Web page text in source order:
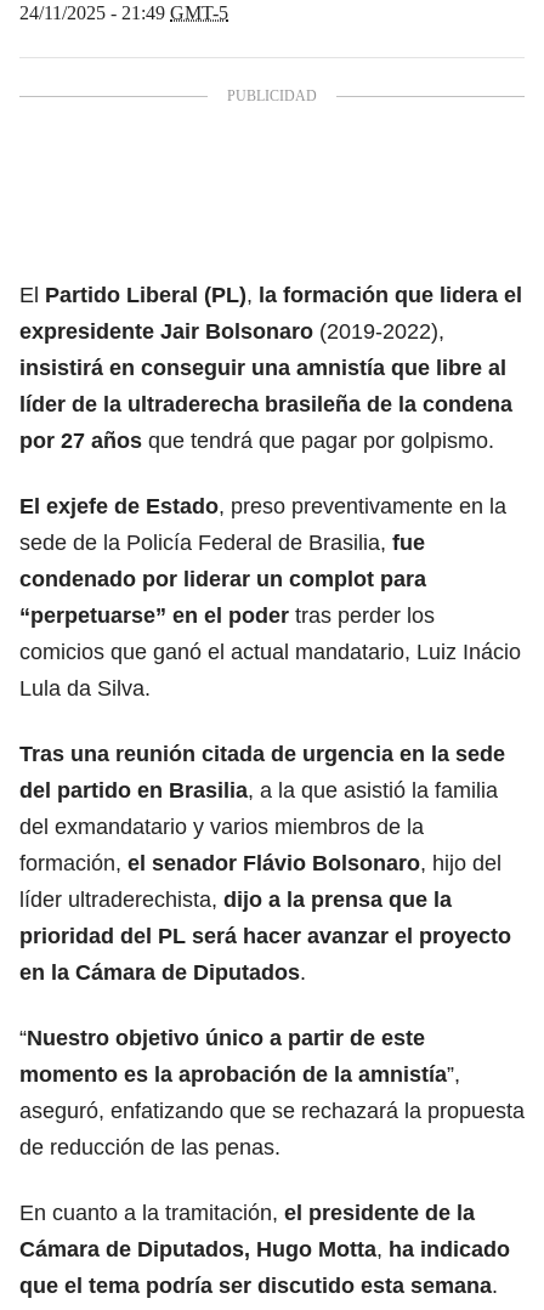
24/11/2025 - 21:49 GMT-5
El Partido Liberal (PL), la formación que lidera el
expresidente Jair Bolsonaro (2019-2022),
insistirá en conseguir una amnistía que libre al
líder de la ultraderecha brasileña de la condena
por 27 años que tendrá que pagar por golpismo.
El exjefe de Estado, preso preventivamente en la
sede de la Policía Federal de Brasilia, fue
condenado por liderar un complot para
“perpetuarse” en el poder tras perder los
comicios que ganó el actual mandatario, Luiz Inácio
Lula da Silva.
Tras una reunión citada de urgencia en la sede
del partido en Brasilia, a la que asistió la familia
del exmandatario y varios miembros de la
formación, el senador Flávio Bolsonaro, hijo del
líder ultraderechista, dijo a la prensa que la
prioridad del PL será hacer avanzar el proyecto
en la Cámara de Diputados.
“Nuestro objetivo único a partir de este
momento es la aprobación de la amnistía”,
aseguró, enfatizando que se rechazará la propuesta
de reducción de las penas.
En cuanto a la tramitación, el presidente de la
Cámara de Diputados, Hugo Motta, ha indicado
que el tema podría ser discutido esta semana.